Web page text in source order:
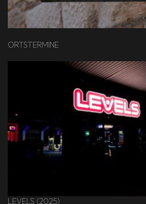
ORTSTERMINE
LEVELS (2025)